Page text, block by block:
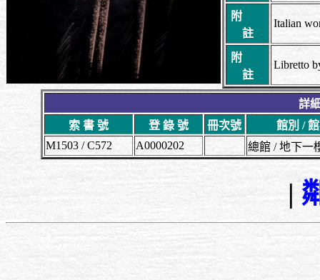
附
註
Italian
附
註
Libretto
詳
索 書 號
登 錄 號 冊次號
館別 /
M1503 / C572
A0000202 總館 / 地下
|